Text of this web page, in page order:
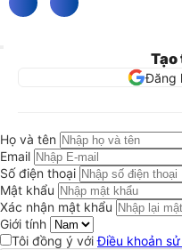
Tạo
Đăng
Họ và tên
Email
Số điện thoại
Mật khẩu
Xác nhận mật khẩu
Giới tính
Tôi đồng ý vớiĐiều khoản